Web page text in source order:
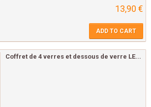
13,90 €
ADD TO CART
Coffret de 4 verres et dessous de verre LE...